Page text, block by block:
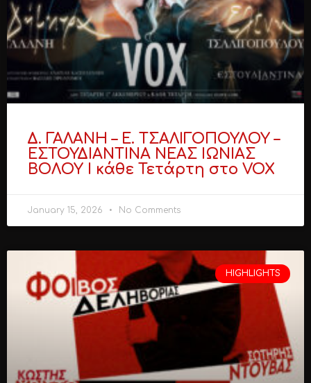
Δ. ΓΑΛΑΝΗ – Ε. ΤΣΑΛΙΓΟΠΟΥΛΟΥ –
ΕΣΤΟΥΔΙΑΝΤΙΝΑ ΝΕΑΣ ΙΩΝΙΑΣ
ΒΟΛΟΥ ​Ι κάθε Τετάρτη στο VOX
January 15, 2026 No Comments
HIGHLIGHTS